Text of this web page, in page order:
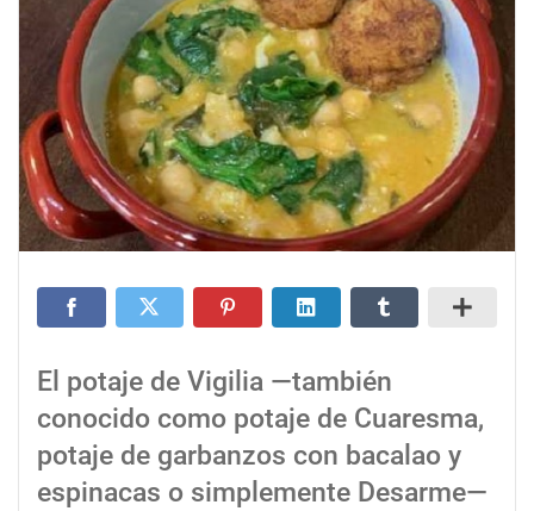
El potaje de Vigilia —también
conocido como potaje de Cuaresma,
potaje de garbanzos con bacalao y
espinacas o simplemente Desarme—